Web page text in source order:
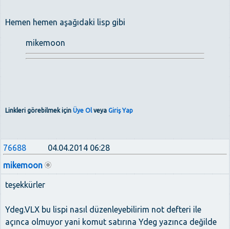
Hemen hemen aşağıdaki lisp gibi
mikemoon
Linkleri görebilmek için Üye Olveya Giriş Yap
76688
04.04.2014 06:28
mikemoon
teşekkürler
Ydeg.VLX bu lispi nasıl düzenleyebilirim not defteri ile
açınca olmuyor yani komut satırına Ydeg yazınca değilde